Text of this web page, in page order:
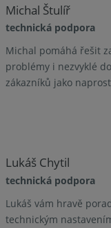
Michal Štulíř
technická podpora
Michal pomáhá řešit
problémy i nezvyklé
zákazníků jako
Lukáš Chytil
technická podpora
Lukáš vám hravě
technickým